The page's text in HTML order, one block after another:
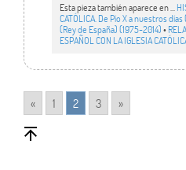
Esta pieza también aparece en ...
CATÓLICA. De Pío X a nuestros
(Rey de España) (1975-2014)•
ESPAÑOL CON LA IGLESIA
« 1 2 3 »